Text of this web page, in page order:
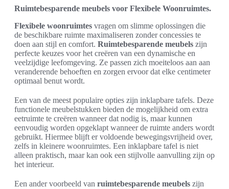
Ruimtebesparende meubels voor Flexibele Woonruimtes.
Flexibele woonruimtes vragen om slimme oplossingen die
de beschikbare ruimte maximaliseren zonder concessies te
doen aan stijl en comfort. Ruimtebesparende meubels zijn
perfecte keuzes voor het creëren van een dynamische en
veelzijdige leefomgeving. Ze passen zich moeiteloos aan aan
veranderende behoeften en zorgen ervoor dat elke centimeter
optimaal benut wordt.
Een van de meest populaire opties zijn inklapbare tafels. Deze
functionele meubelstukken bieden de mogelijkheid om extra
eetruimte te creëren wanneer dat nodig is, maar kunnen
eenvoudig worden opgeklapt wanneer de ruimte anders wordt
gebruikt. Hiermee blijft er voldoende bewegingsvrijheid over,
zelfs in kleinere woonruimtes. Een inklapbare tafel is niet
alleen praktisch, maar kan ook een stijlvolle aanvulling zijn op
het interieur.
Een ander voorbeeld van ruimtebesparende meubels zijn